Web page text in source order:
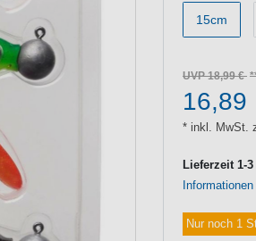
15cm
UVP 18,99 €
* inkl. MwSt.
Lieferzeit 1-
Nur noch 1